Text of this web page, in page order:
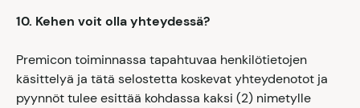
10. Kehen voit olla yhteydessä?
Premicon toiminnassa tapahtuvaa henkilötietojen
käsittelyä ja tätä selostetta koskevat yhteydenotot ja
pyynnöt tulee esittää kohdassa kaksi (2) nimetylle